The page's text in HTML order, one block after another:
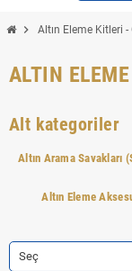
chevron_right Altın Eleme Kitleri -
ALTIN
Alt kategoriler
Altın Arama Savakları
Altın Eleme
Seç